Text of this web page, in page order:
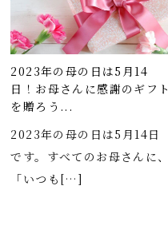
2023年の母の日は5月14
日！お母さんに感謝のギフト
を贈ろう...
2023年の母の日は5月14日
です。すべてのお母さんに、
「いつも[…]